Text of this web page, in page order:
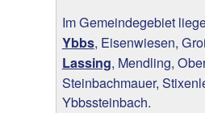
Im Gemeindegebiet
Ybbs, Eisenwiesen,
Lassing, Mendling,
Steinbachmauer,
Ybbssteinbach.